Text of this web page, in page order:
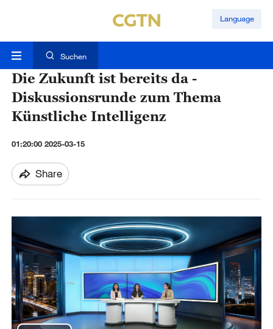
Language
Suchen
Die Zukunft ist bereits da -
Diskussionsrunde zum Thema
Künstliche Intelligenz
01:20:00 2025-03-15
Share